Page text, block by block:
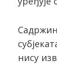
нису